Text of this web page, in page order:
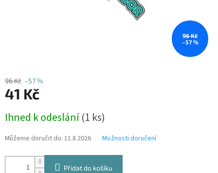
96 Kč
–57 %
96 Kč –57 %
41 Kč
cena:
Ihned k odeslání(1 ks)
Můžeme doručit do: 11.8.2026 Možnosti doručení
Přidat do košíku